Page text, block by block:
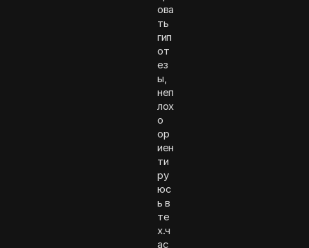
ова
ть
гип
от
ез
ы,
неп
лох
о
ор
иен
ти
ру
юс
ь в
те
х.ч
ас